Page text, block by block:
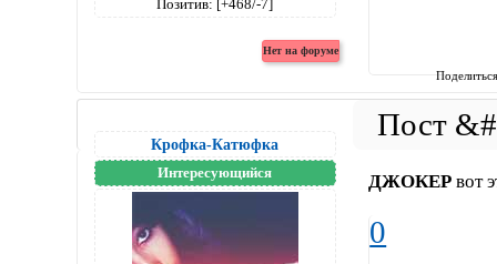
Позитив: [+468/-7]
Крофка-Катюфка
Интересующийся ДЖОКЕР вот
0